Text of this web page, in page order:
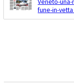
Veneto-
fune-in-